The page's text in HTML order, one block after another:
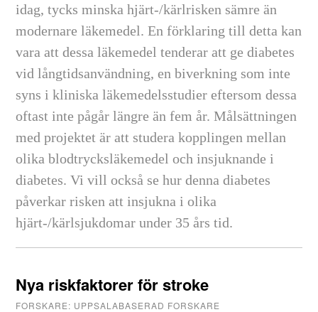
idag, tycks minska hjärt-/kärlrisken sämre än
modernare läkemedel. En förklaring till detta kan
vara att dessa läkemedel tenderar att ge diabetes
vid långtidsanvändning, en biverkning som inte
syns i kliniska läkemedelsstudier eftersom dessa
oftast inte pågår längre än fem år. Målsättningen
med projektet är att studera kopplingen mellan
olika blodtrycksläkemedel och insjuknande i
diabetes. Vi vill också se hur denna diabetes
påverkar risken att insjukna i olika
hjärt-/kärlsjukdomar under 35 års tid.
Nya riskfaktorer för stroke
FORSKARE: UPPSALABASERAD FORSKARE